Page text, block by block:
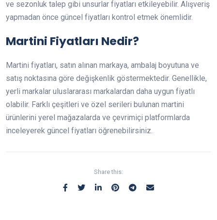
ve sezonluk talep gibi unsurlar fiyatları etkileyebilir. Alışveriş
yapmadan önce güncel fiyatları kontrol etmek önemlidir.
Martini Fiyatları Nedir?
Martini fiyatları, satın alınan markaya, ambalaj boyutuna ve
satış noktasına göre değişkenlik göstermektedir. Genellikle,
yerli markalar uluslararası markalardan daha uygun fiyatlı
olabilir. Farklı çeşitleri ve özel serileri bulunan martini
ürünlerini yerel mağazalarda ve çevrimiçi platformlarda
inceleyerek güncel fiyatları öğrenebilirsiniz.
Share this: